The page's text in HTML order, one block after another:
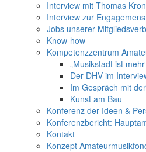
Interview mit Thomas
Interview zur
Jobs unserer
Know-how
Kompetenzzentrum
„Musikstadt ist
Der DHV im
Im Gespräch mit
Kunst am Bau
Konferenz der Ideen &
Konferenzbericht:
Kontakt
Konzept